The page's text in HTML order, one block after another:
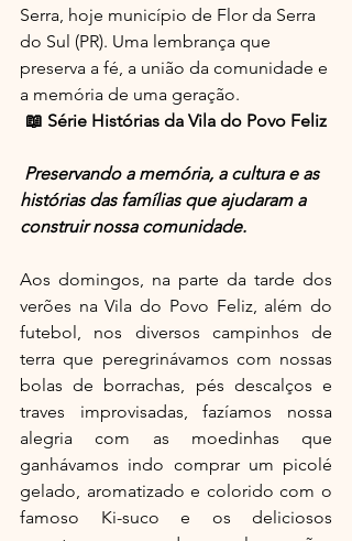
Serra, hoje município de Flor da Serra
do Sul (PR). Uma lembrança que
preserva a fé, a união da comunidade e
a memória de uma geração.
📖 Série Histórias da Vila do Povo Feliz
Preservando a memória, a cultura e as
histórias das famílias que ajudaram a
construir nossa comunidade.
Aos domingos, na parte da tarde dos
verões na Vila do Povo Feliz, além do
futebol, nos diversos campinhos de
terra que peregrinávamos com nossas
bolas de borrachas, pés descalços e
traves improvisadas, fazíamos nossa
alegria com as moedinhas que
ganhávamos indo comprar um picolé
gelado, aromatizado e colorido com o
famoso Ki-suco e os deliciosos